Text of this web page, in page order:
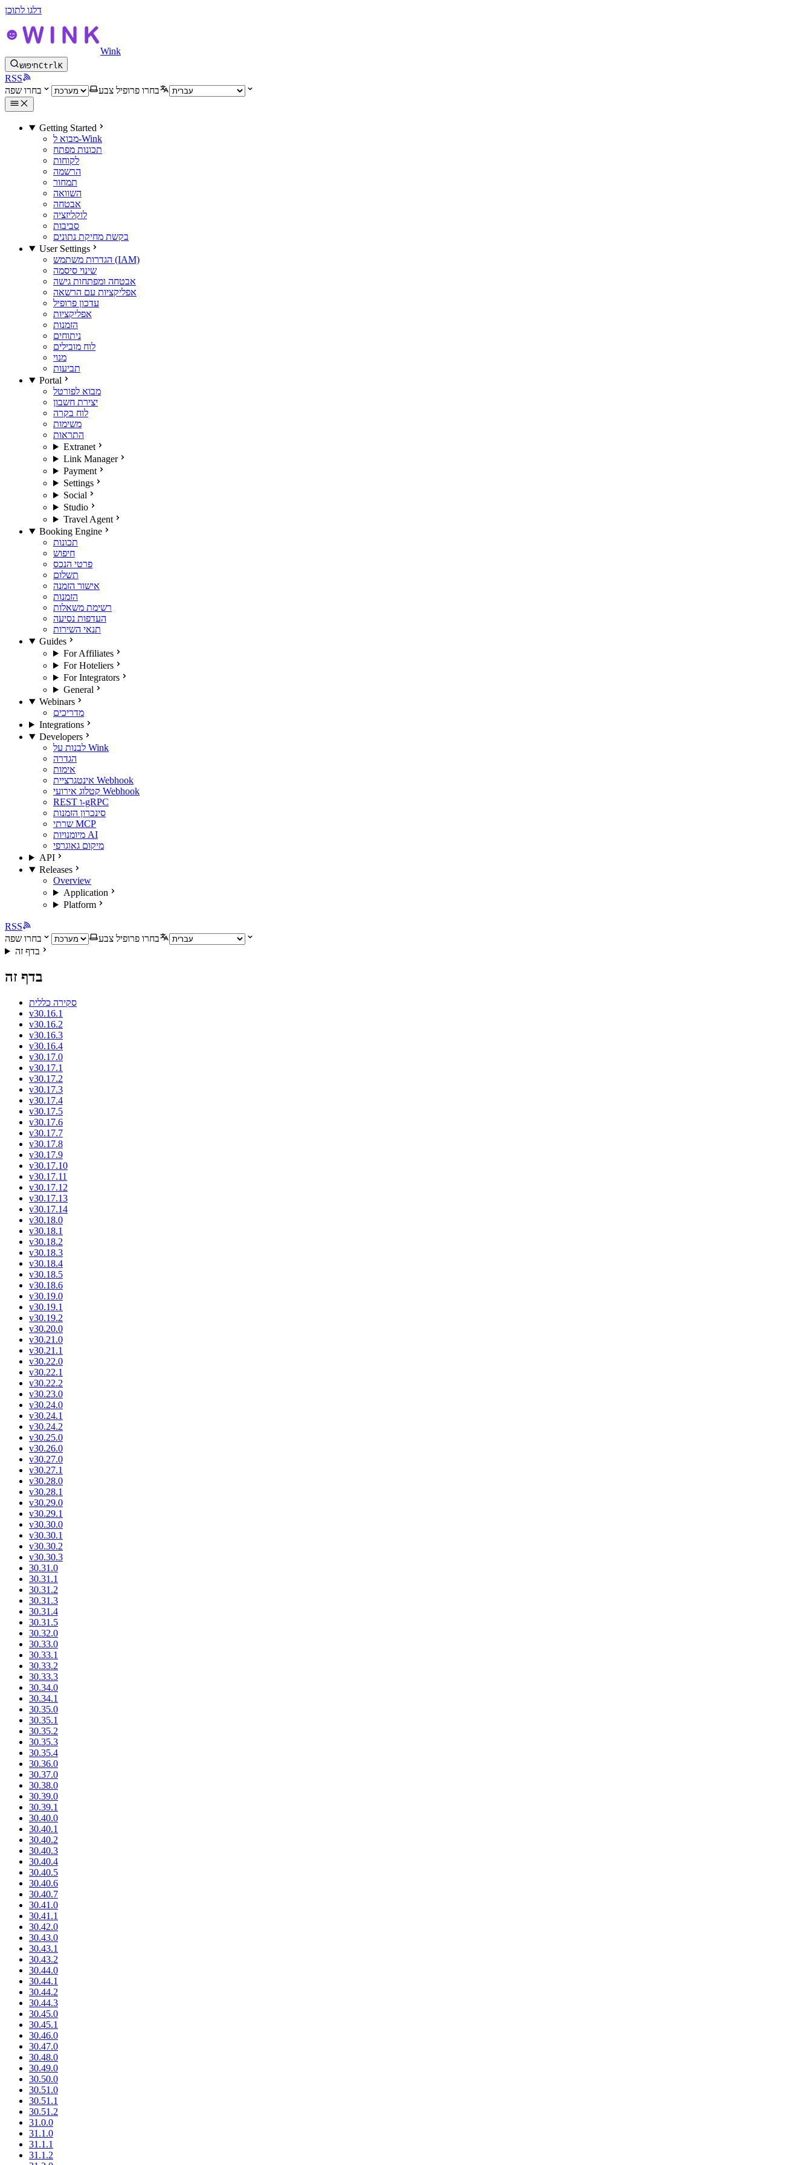
דלגו לתוכן
Wink
חיפושCtrlK
RSS
בחרו פרופיל צבע
בחרו שפה
Getting Started
מבוא ל-Wink
תכונות מפתח
לקוחות
הרשמה
תמחור
השוואה
אבטחה
לוקליזציה
סביבות
בקשת מחיקת נתונים
User Settings
הגדרות משתמש (IAM)
שינוי סיסמה
אבטחה ומפתחות גישה
אפליקציות עם הרשאה
עדכון פרופיל
אפליקציות
הזמנות
ניתוחים
לוח מובילים
מנוי
תביעות
Portal
מבוא לפורטל
יצירת חשבון
לוח בקרה
משימות
התראות
Extranet
Link Manager
Payment
Settings
Social
Studio
Travel Agent
Booking Engine
תכונות
חיפוש
פרטי הנכס
תשלום
אישור הזמנה
הזמנות
רשימת משאלות
העדפות נסיעה
תנאי השירות
Guides
For Affiliates
For Hoteliers
For Integrators
General
Webinars
מדריכים
Integrations
Developers
לבנות על Wink
הגדרה
אימות
אינטגרציית Webhook
קטלוג אירועי Webhook
REST ו-gRPC
סינכרון הזמנות
שרתי MCP
מיומנויות AI
מיקום גאוגרפי
API
Releases
Overview
Application
Platform
RSS
בחרו פרופיל צבע
בחרו שפה
בדף זה
בדף זה
סקירה כללית
v30.16.1
v30.16.2
v30.16.3
v30.16.4
v30.17.0
v30.17.1
v30.17.2
v30.17.3
v30.17.4
v30.17.5
v30.17.6
v30.17.7
v30.17.8
v30.17.9
v30.17.10
v30.17.11
v30.17.12
v30.17.13
v30.17.14
v30.18.0
v30.18.1
v30.18.2
v30.18.3
v30.18.4
v30.18.5
v30.18.6
v30.19.0
v30.19.1
v30.19.2
v30.20.0
v30.21.0
v30.21.1
v30.22.0
v30.22.1
v30.22.2
v30.23.0
v30.24.0
v30.24.1
v30.24.2
v30.25.0
v30.26.0
v30.27.0
v30.27.1
v30.28.0
v30.28.1
v30.29.0
v30.29.1
v30.30.0
v30.30.1
v30.30.2
v30.30.3
30.31.0
30.31.1
30.31.2
30.31.3
30.31.4
30.31.5
30.32.0
30.33.0
30.33.1
30.33.2
30.33.3
30.34.0
30.34.1
30.35.0
30.35.1
30.35.2
30.35.3
30.35.4
30.36.0
30.37.0
30.38.0
30.39.0
30.39.1
30.40.0
30.40.1
30.40.2
30.40.3
30.40.4
30.40.5
30.40.6
30.40.7
30.41.0
30.41.1
30.42.0
30.43.0
30.43.1
30.43.2
30.44.0
30.44.1
30.44.2
30.44.3
30.45.0
30.45.1
30.46.0
30.47.0
30.48.0
30.49.0
30.50.0
30.51.0
30.51.1
30.51.2
31.0.0
31.1.0
31.1.1
31.1.2